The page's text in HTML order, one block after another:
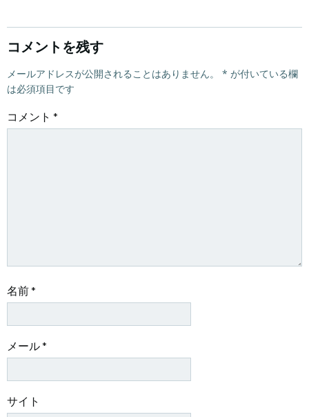
ナ
ビ
ゲ
ー
ナ
ゲ
コメントを残す
メールアドレスが公開されることはありません。 * が付いている欄
は必須項目です
コメント *
名前*
メール*
サイト